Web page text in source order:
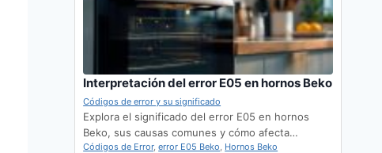
Interpretación del error E05 en hornos Beko
Códigos de error y su significado
Explora el significado del error E05 en hornos
Beko, sus causas comunes y cómo afecta…
Códigos de Error,error E05 Beko, Hornos Beko